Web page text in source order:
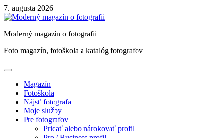
Skip
to
7. augusta 2026
Moderný magazín o fotografii
Foto magazín, fotoškola a katalóg fotografov
Magazín
Fotoškola
Nájsť fotografa
Moje služby
Pre fotografov
Pridať alebo nárokovať profil